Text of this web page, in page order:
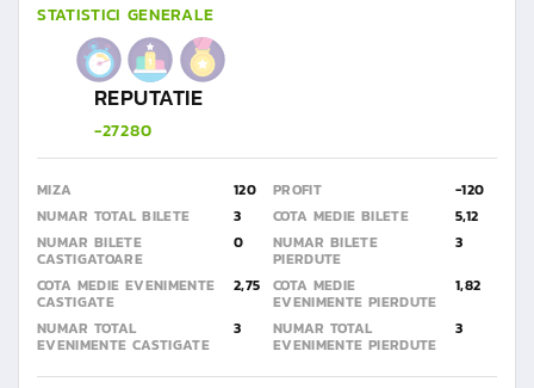
STATISTICI GENERALE
REPUTATIE
-27280
MIZA 120 PROFIT
-120
NUMAR TOTAL BILETE
3 COTA MEDIE BILETE
5,12
NUMAR BILETE
CASTIGATOARE
0 NUMAR BILETE
PIERDUTE
3
COTA MEDIE EVENIMENTE
CASTIGATE
2,75 COTA MEDIE
EVENIMENTE PIERDUTE
1,82
NUMAR TOTAL
EVENIMENTE CASTIGATE
3 NUMAR TOTAL
EVENIMENTE PIERDUTE
3